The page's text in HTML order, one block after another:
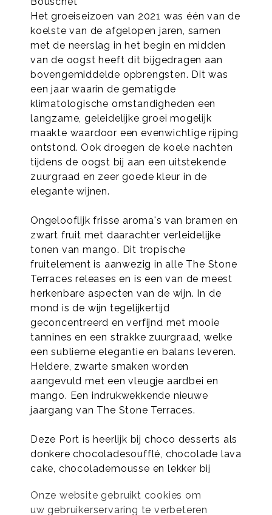
Onze website gebruikt cookies om
uw gebruikerservaring te verbeteren
Het groeiseizoen van 2021 was één van de
koelste van de afgelopen jaren, samen
met de neerslag in het begin en midden
van de oogst heeft dit bijgedragen aan
bovengemiddelde opbrengsten. Dit was
een jaar waarin de gematigde
klimatologische omstandigheden een
langzame, geleidelijke groei mogelijk
maakte waardoor een evenwichtige rijping
ontstond. Ook droegen de koele nachten
tijdens de oogst bij aan een uitstekende
zuurgraad en zeer goede kleur in de
elegante wijnen.
Ongelooflijk frisse aroma's van bramen en
zwart fruit met daarachter verleidelijke
tonen van mango. Dit tropische
fruitelement is aanwezig in alle The Stone
Terraces releases en is een van de meest
herkenbare aspecten van de wijn. In de
mond is de wijn tegelijkertijd
geconcentreerd en verfijnd met mooie
tannines en een strakke zuurgraad, welke
een sublieme elegantie en balans leveren.
Heldere, zwarte smaken worden
aangevuld met een vleugje aardbei en
mango. Een indrukwekkende nieuwe
jaargang van The Stone Terraces.
Deze Port is heerlijk bij choco desserts als
donkere chocoladesoufflé, chocolade lava
cake, chocolademousse en lekker bij
Ijsselstein, Bellavitano Espresso kaas uit
Amerika, Shropshire Blue uit Engeland en